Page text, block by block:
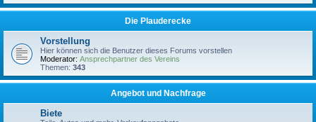
Die Plauderecke
Vorstellung
Hier können sich die Benutzer dieses Forums vorstellen
Moderator: Ansprechpartner des Vereins
Themen: 343
Angebot und Nachfrage
Biete